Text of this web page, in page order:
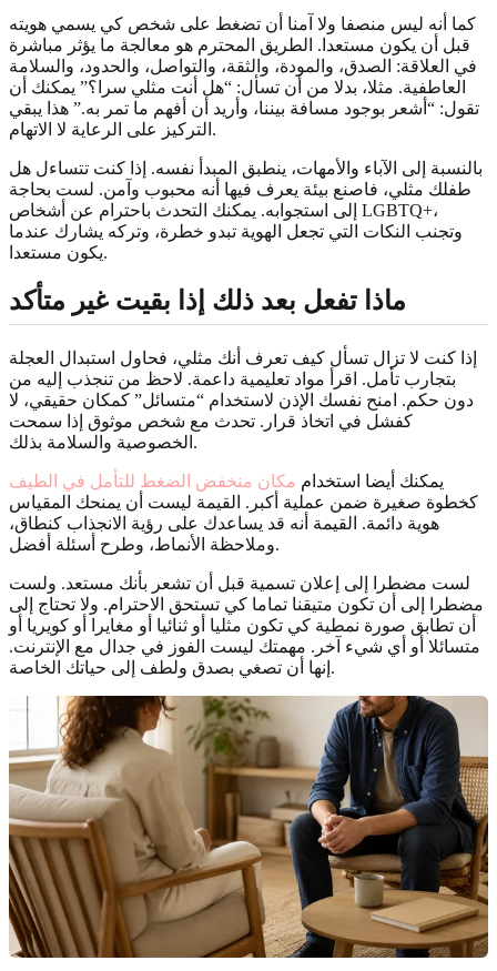
كما أنه ليس منصفا ولا آمنا أن تضغط على شخص كي يسمي هويته
قبل أن يكون مستعدا. الطريق المحترم هو معالجة ما يؤثر مباشرة
في العلاقة: الصدق، والمودة، والثقة، والتواصل، والحدود، والسلامة
العاطفية. مثلا، بدلا من أن تسأل: “هل أنت مثلي سرا؟” يمكنك أن
تقول: “أشعر بوجود مسافة بيننا، وأريد أن أفهم ما تمر به.” هذا يبقي
التركيز على الرعاية لا الاتهام.
بالنسبة إلى الآباء والأمهات، ينطبق المبدأ نفسه. إذا كنت تتساءل هل
طفلك مثلي، فاصنع بيئة يعرف فيها أنه محبوب وآمن. لست بحاجة
إلى استجوابه. يمكنك التحدث باحترام عن أشخاص LGBTQ+،
وتجنب النكات التي تجعل الهوية تبدو خطرة، وتركه يشارك عندما
يكون مستعدا.
ماذا تفعل بعد ذلك إذا بقيت غير متأكد
إذا كنت لا تزال تسأل كيف تعرف أنك مثلي، فحاول استبدال العجلة
بتجارب تأمل. اقرأ مواد تعليمية داعمة. لاحظ من تنجذب إليه من
دون حكم. امنح نفسك الإذن لاستخدام “متسائل” كمكان حقيقي، لا
كفشل في اتخاذ قرار. تحدث مع شخص موثوق إذا سمحت
الخصوصية والسلامة بذلك.
يمكنك أيضا استخدام مكان منخفض الضغط للتأمل في الطيف
كخطوة صغيرة ضمن عملية أكبر. القيمة ليست أن يمنحك المقياس
هوية دائمة. القيمة أنه قد يساعدك على رؤية الانجذاب كنطاق،
وملاحظة الأنماط، وطرح أسئلة أفضل.
لست مضطرا إلى إعلان تسمية قبل أن تشعر بأنك مستعد. ولست
مضطرا إلى أن تكون متيقنا تماما كي تستحق الاحترام. ولا تحتاج إلى
أن تطابق صورة نمطية كي تكون مثليا أو ثنائيا أو مغايرا أو كويريا أو
متسائلا أو أي شيء آخر. مهمتك ليست الفوز في جدال مع الإنترنت.
إنها أن تصغي بصدق ولطف إلى حياتك الخاصة.